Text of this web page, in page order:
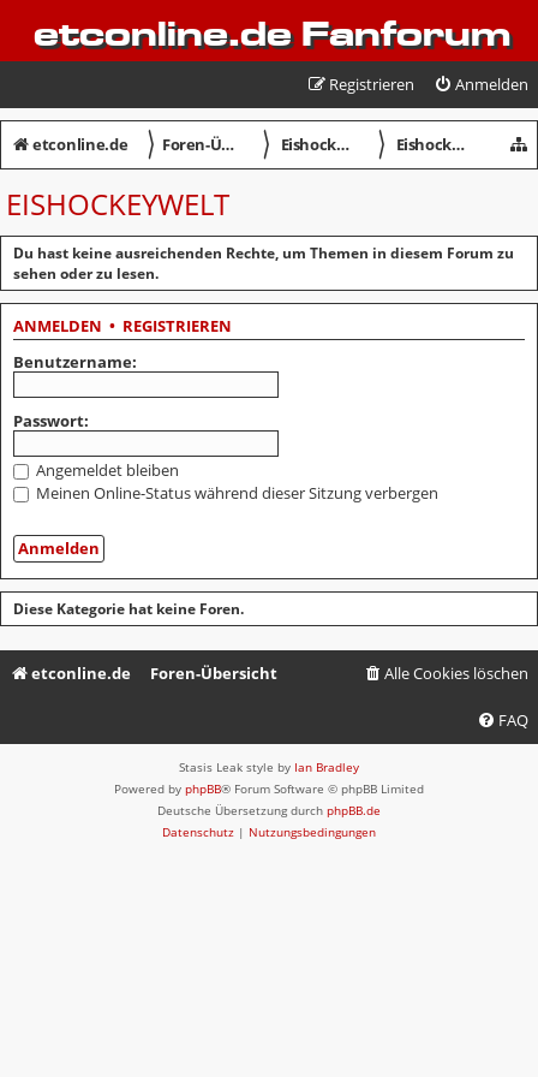
etconline.de Fanforum
Anmelden
Registrieren
etconline.de 〉 Foren-Übersicht 〉 Eishockey in Crimmitschau 〉 Eishockeywelt
EISHOCKEYWELT
Du hast keine ausreichenden Rechte, um Themen in diesem Forum zu
sehen oder zu lesen.
ANMELDEN • REGISTRIEREN
Benutzername:
Passwort:
Angemeldet bleiben
Meinen Online-Status während dieser Sitzung verbergen
Diese Kategorie hat keine Foren.
etconline.de Foren-Übersicht Alle Cookies löschen
FAQ
Stasis Leak style by Ian Bradley
Powered by phpBB® Forum Software © phpBB Limited
Deutsche Übersetzung durch phpBB.de
Datenschutz | Nutzungsbedingungen